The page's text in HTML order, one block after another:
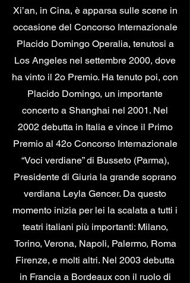
Xi’an, in Cina, è apparsa sulle scene in
occasione del Concorso Internazionale
Placido Domingo Operalia, tenutosi a
Los Angeles nel settembre 2000, dove
ha vinto il 2o Premio. Ha tenuto poi, con
Placido Domingo, un importante
concerto a Shanghai nel 2001. Nel
2002 debutta in Italia e vince il Primo
Premio al 42o Concorso Internazionale
“Voci verdiane” di Busseto (Parma),
Presidente di Giuria la grande soprano
verdiana Leyla Gencer. Da questo
momento inizia per lei la scalata a tutti i
teatri italiani più importanti: Milano,
Torino, Verona, Napoli, Palermo, Roma
Firenze, e molti altri. Nel 2003 debutta
in Francia a Bordeaux con il ruolo di